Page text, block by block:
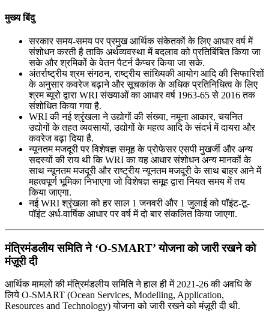
मुख्य बिंदु
सरकार समय-समय पर प्रमुख आर्थिक संकेतकों के लिए आधार वर्ष में
संशोधन करती है ताकि अर्थव्यवस्था में बदलाव को प्रतिबिंबित किया जा
सके और श्रमिकों के वेतन पैटर्न कैप्चर किया जा सके.
अंतर्राष्ट्रीय श्रम संगठन, राष्ट्रीय सांख्यिकी आयोग आदि की सिफारिशों
के अनुसार कवरेज बढ़ाने और सूचकांक के अधिक प्रतिनिधित्व के लिए
श्रम ब्यूरो द्वारा WRI संख्याओं का आधार वर्ष 1963-65 से 2016 तक
संशोधित किया गया है.
WRI की नई श्रृंखला ने उद्योगों की संख्या, नमूना आकार, चयनित
उद्योगों के तहत व्यवसायों, उद्योगों के महत्व आदि के संदर्भ में दायरा और
कवरेज बढ़ा दिया है.
न्यूनतम मजदूरी पर विशेषज्ञ समूह के प्रोफेसर एसपी मुखर्जी और अन्य
सदस्यों की राय थी कि WRI का यह आधार संशोधन अन्य मानकों के
साथ न्यूनतम मजदूरी और राष्ट्रीय न्यूनतम मजदूरी के साथ बाहर आने में
महत्वपूर्ण भूमिका निभाएगा जो विशेषज्ञ समूह द्वारा नियत समय में तय
किया जाएगा.
नई WRI श्रृंखला को हर साल 1 जनवरी और 1 जुलाई को पॉइंट-टू-
पॉइंट अर्ध-वार्षिक आधार पर वर्ष में दो बार संकलित किया जाएगा.
मंत्रिमंडलीय समिति ने ‘O-SMART’ योजना को जारी रखने को
मंज़ूरी दी
आर्थिक मामलों की मंत्रिमंडलीय समिति ने हाल ही में 2021-26 की अवधि के
लिये O-SMART (Ocean Services, Modelling, Application,
Resources and Technology) योजना को जारी रखने को मंज़ूरी दी थी.